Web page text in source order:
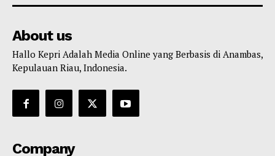
About us
Hallo Kepri Adalah Media Online yang Berbasis di Anambas,
Kepulauan Riau, Indonesia.
Company